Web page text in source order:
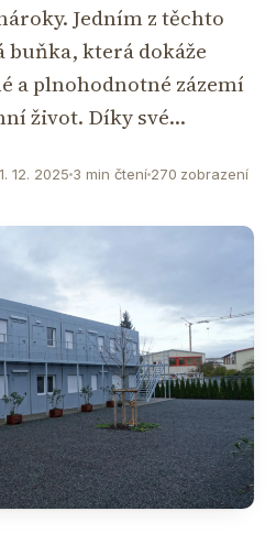
Jedním z těchto
buňka, která dokáže
a plnohodnotné zázemí
život. Díky své…
12. 2025 3 min čtení270 zobrazení